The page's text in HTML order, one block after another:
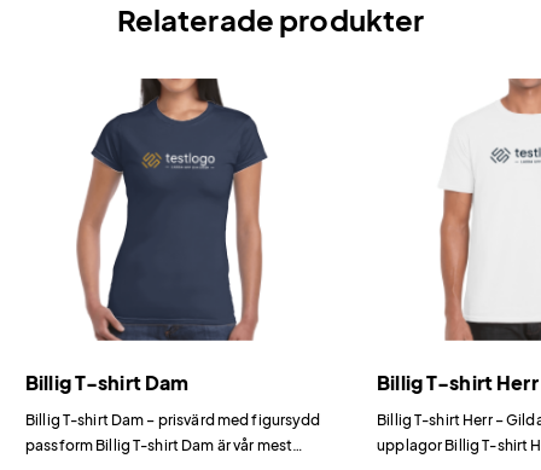
Relaterade produkter
Billig T-shirt Dam
Billig T-shirt Dam – prisvärd med figursydd
passform Billig T-shirt Dam är vår mest
Billig T-shirt Herr
Billig T-shirt Herr –
upplagor Billig T-shirt